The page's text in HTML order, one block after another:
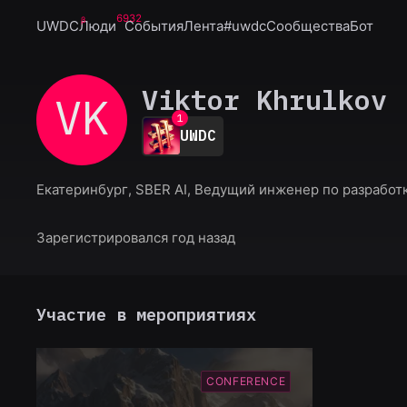
UWDCЛюди6932
СобытияЛента#uwdcСообществаБот
VK Viktor Khrulkov
0
1
2
3
5
8
UWDC
Екатеринбург, SBER AI, Ведущий инженер по
Зарегистрировался год назад
Участие в мероприятиях
CONFERENCE